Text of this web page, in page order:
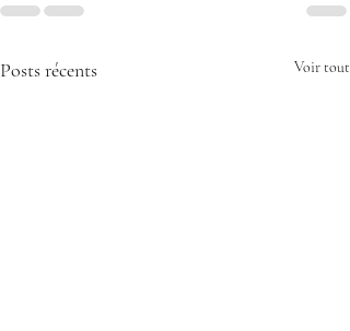
Posts récents Voir tout